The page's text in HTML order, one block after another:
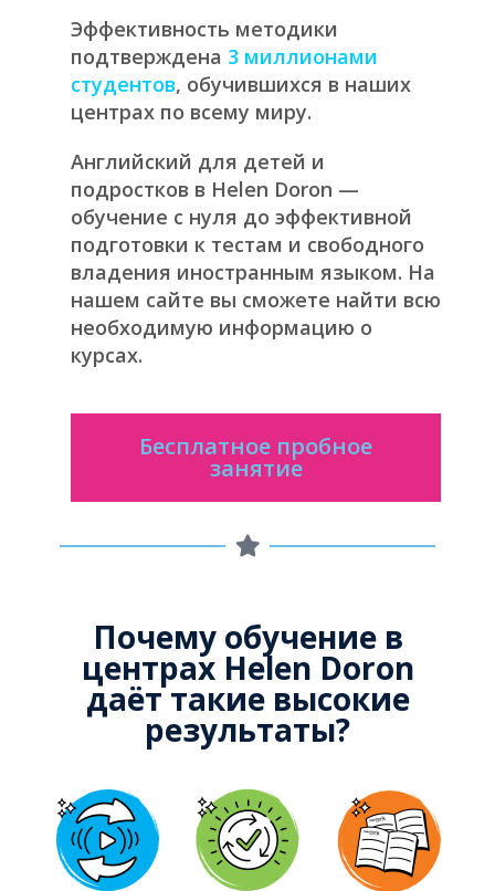
Эффективность методики
подтверждена 3 миллионами
студентов, обучившихся в наших
центрах по всему миру.
Английский для детей и
подростков в Helen Doron —
обучение с нуля до эффективной
подготовки к тестам и свободного
владения иностранным языком. На
нашем сайте вы сможете найти всю
необходимую информацию о
курсах.
Бесплатное пробное
занятие
Почему обучение в
центрах Helen Doron
даёт такие высокие
результаты?